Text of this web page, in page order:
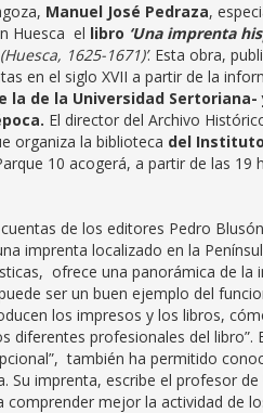
Manuel José Pedraza,
Huesca el libro ‘Una imprenta
1625-1671)’. Esta obra,
en el siglo XVII a partir de la
de la Universidad
El director del Archivo
organiza la biblioteca del
10 acogerá, a partir de las
de los editores Pedro
imprenta localizado en la
ofrece una panorámica de la
ser un buen ejemplo del
los impresos y los libros,
diferentes profesionales del libro”.
también ha permitido
Su imprenta, escribe el profesor
mejor la actividad de